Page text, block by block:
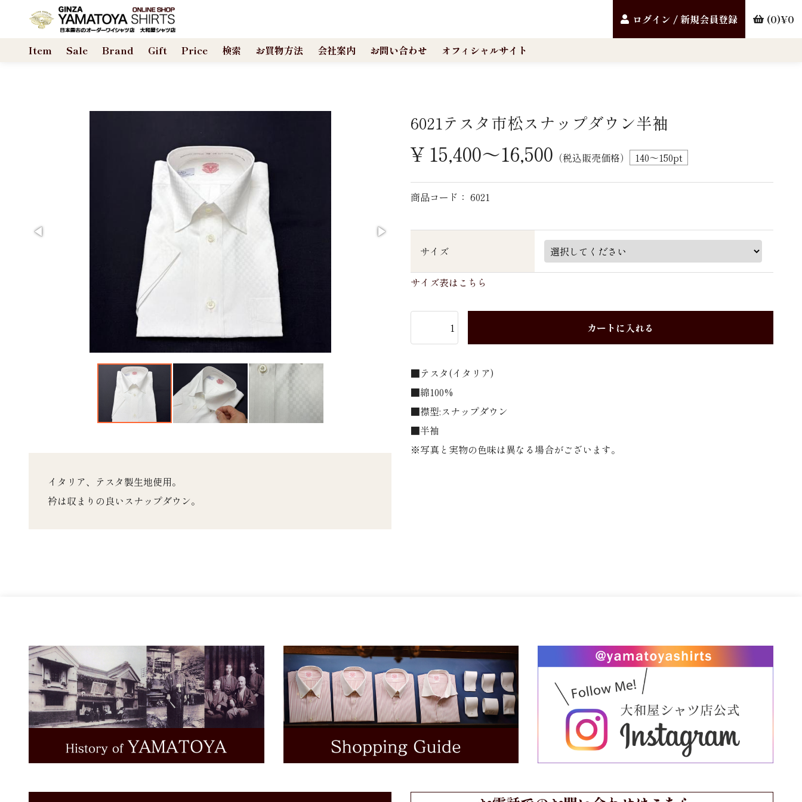
ログイン / 新規会員登録 0 0
Item Sale Brand Gift Price 検索 お買物方法 会社案内 お問い合わせ オフィシャルサイト
イタリア、テスタ製生地使用。
衿は収まりの良いスナップダウン。
6021テスタ市松スナップダウン半袖
¥ 15,400～16,500 （税込販売価格） 140～150pt
商品コード： 6021
サイズ
サイズ表はこちら
カートに入れる
■テスタ(イタリア)
■綿100%
■襟型:スナップダウン
■半袖
※写真と実物の色味は異なる場合がございます。